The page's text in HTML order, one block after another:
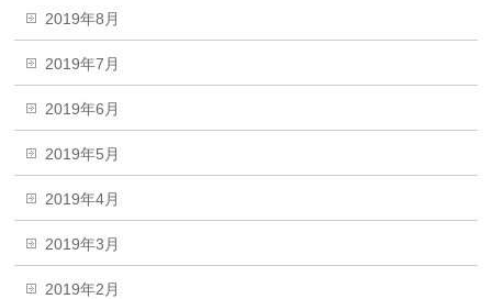
2019年8月
2019年7月
2019年6月
2019年5月
2019年4月
2019年3月
2019年2月